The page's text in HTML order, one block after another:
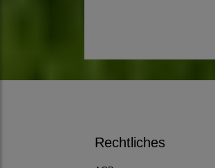
Rechtliches